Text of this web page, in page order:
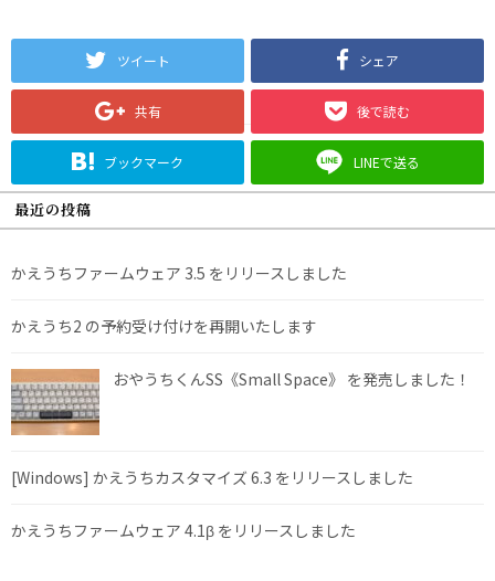
ツイート シェア
共有 後で読む
ブックマーク LINEで送る
最近の投稿
かえうちファームウェア 3.5 をリリースしました
かえうち2 の予約受け付けを再開いたします
おやうちくんSS《Small Space》 を発売しました！
[Windows] かえうちカスタマイズ 6.3 をリリースしました
かえうちファームウェア 4.1β をリリースしました